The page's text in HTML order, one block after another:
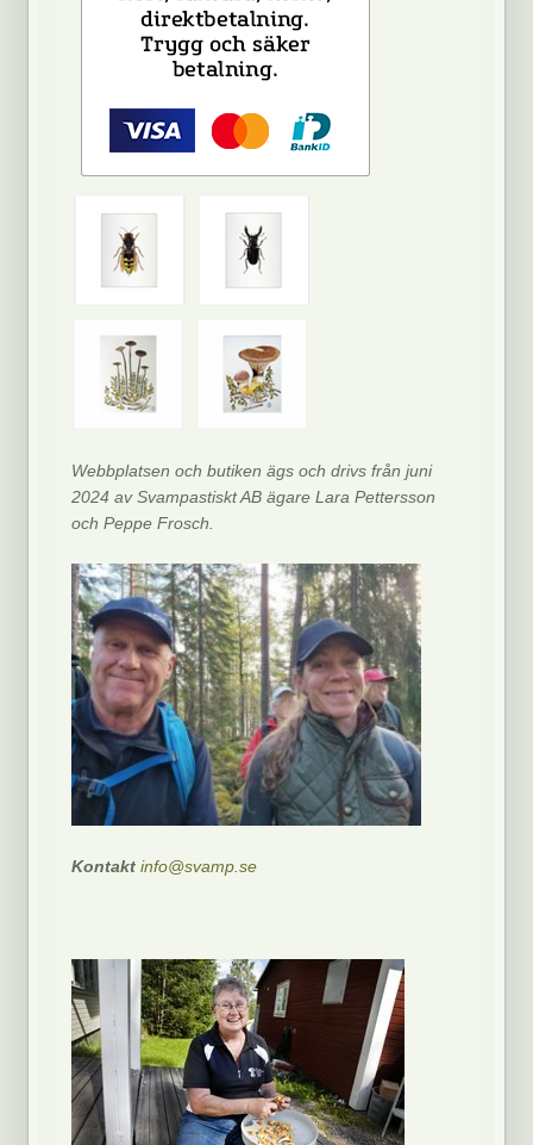
Webbplatsen och butiken ägs och drivs från juni
2024 av Svampastiskt AB ägare Lara Pettersson
och Peppe Frosch.
Kontaktinfo@svamp.se